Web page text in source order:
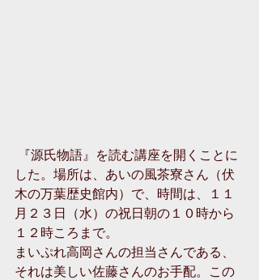
した。場所は、あいの風茶寮さん（伏
木の万葉歴史館内）で、時間は、１１
月２３日（水）の祝日朝の１０時から
１２時ころまで。
まいぷれ高岡さんの担当さんである、
それは美しい佐藤さんのお手配。この